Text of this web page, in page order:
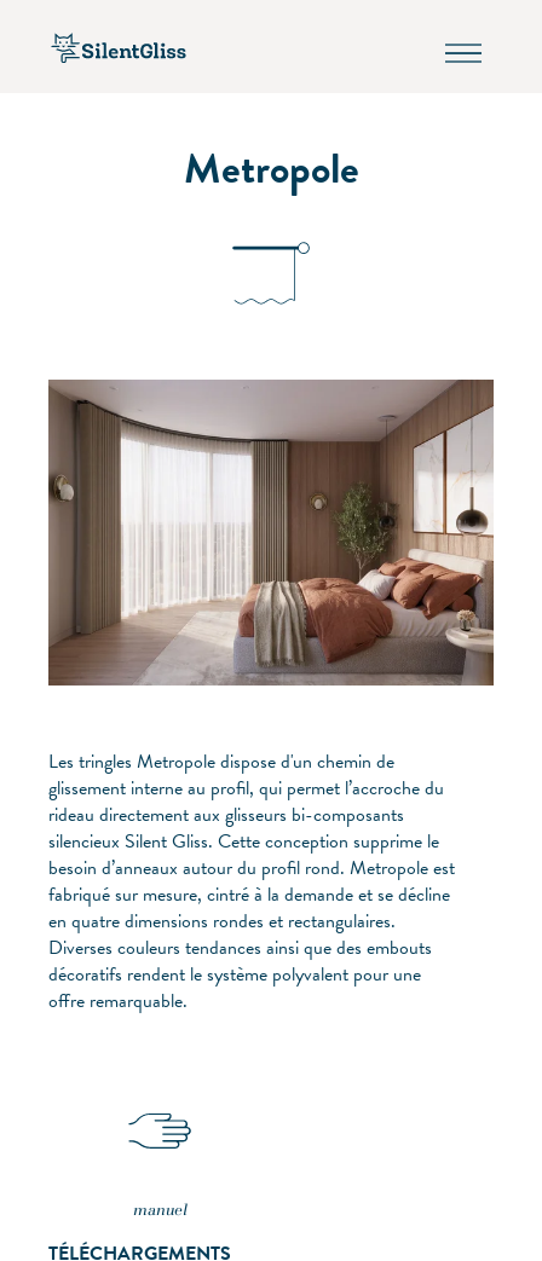
Metropole
Les tringles Metropole dispose d'un chemin de
glissement interne au profil, qui permet l’accroche du
rideau directement aux glisseurs bi-composants
silencieux Silent Gliss. Cette conception supprime le
besoin d’anneaux autour du profil rond. Metropole est
fabriqué sur mesure, cintré à la demande et se décline
en quatre dimensions rondes et rectangulaires.
Diverses couleurs tendances ainsi que des embouts
décoratifs rendent le système polyvalent pour une
offre remarquable.
manuel
TÉLÉCHARGEMENTS